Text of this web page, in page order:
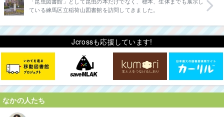
ている練馬区立稲荷山図書館を訪問してきました。
Jcrossも応援しています!
なかの人たち